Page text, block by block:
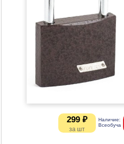
299 ₽